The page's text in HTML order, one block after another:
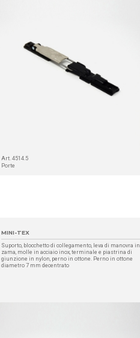
Art. 4514.5
Porte
MINI-TEX
Suporto, blocchetto di collegamento, leva di manovra in
zama, molle in acciaio inox, terminale e piastrina di
giunzione in nylon, perno in ottone. Perno in ottone
diametro 7 mm decentrato